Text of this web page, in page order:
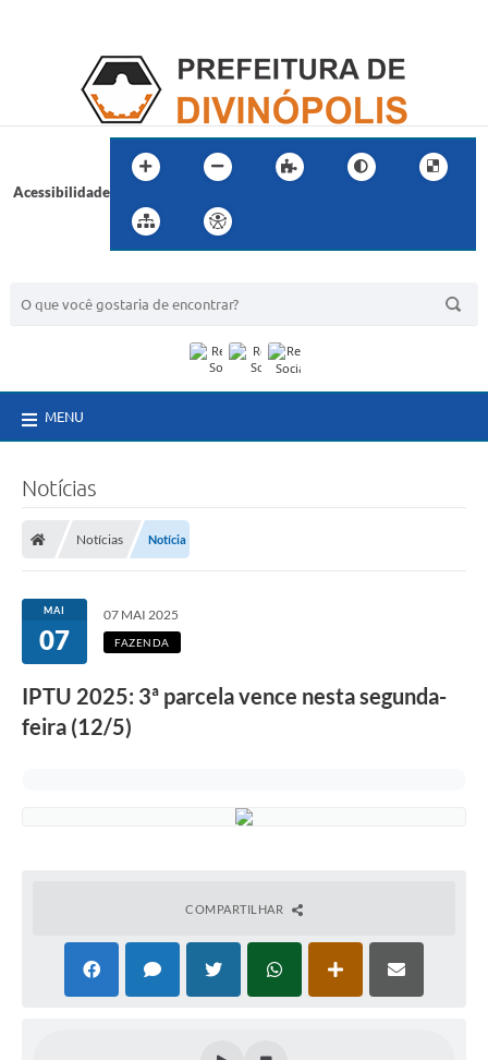
Acessibilidade
MENU
Notícias
Notícias Notícia
MAI
07
07 MAI 2025
FAZENDA
IPTU 2025: 3ª parcela vence nesta segunda-
feira (12/5)
COMPARTILHAR